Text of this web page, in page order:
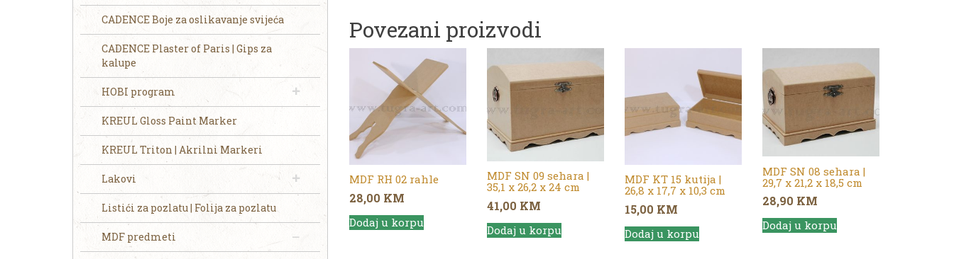
Povezani proizvodi
MDF RH 02 rahle
28,00 KM
Dodaj u korpu
MDF SN 09 sehara |
35,1 x 26,2 x 24 cm
41,00 KM
Dodaj u korpu
MDF KT 15 kutija |
26,8 x 17,7 x 10,3 cm
15,00 KM
Dodaj u korpu
MDF SN 08 sehara |
29,7 x 21,2 x 18,5 cm
28,90 KM
Dodaj u korpu
CADENCE Boje za oslikavanje svijeća
CADENCE Plaster of Paris | Gips za
kalupe
HOBI program
KREUL Gloss Paint Marker
KREUL Triton | Akrilni Markeri
Lakovi
Listići za pozlatu | Folija za pozlatu
MDF predmeti